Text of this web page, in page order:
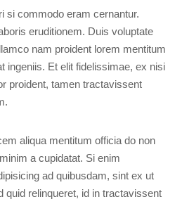
si commodo eram cernantur.
eruditionem. Duis voluptate
nam proident lorem mentitum
ingeniis. Et elit fidelissimae, ex nisi
proident, tamen tractavissent
aliqua mentitum officia do non
a cupidatat. Si enim
ad quibusdam, sint ex ut
quid relinqueret, id in tractavissent